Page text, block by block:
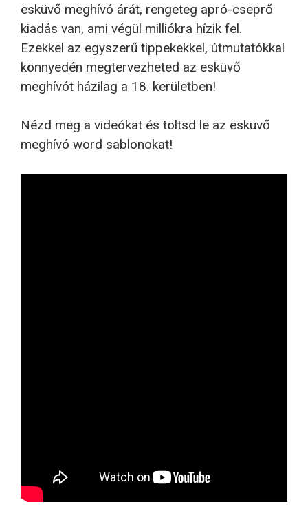
esküvő meghívó árát, rengeteg apró-cseprő
kiadás van, ami végül milliókra hízik fel.
Ezekkel az egyszerű tippekekkel, útmutatókkal
könnyedén megtervezheted az esküvő
meghívót házilag a 18. kerületben!
Nézd meg a videókat és töltsd le az esküvő
meghívó word sablonokat!